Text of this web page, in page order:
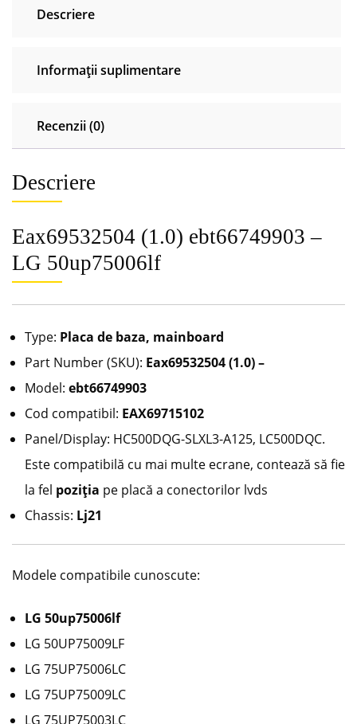
Descriere
Informații suplimentare
Recenzii (0)
Descriere
Eax69532504 (1.0) ebt66749903 –
LG 50up75006lf
Type: Placa de baza, mainboard
Part Number (SKU): Eax69532504 (1.0) –
Model: ebt66749903
Cod compatibil: EAX69715102
Panel/Display: HC500DQG-SLXL3-A125, LC500DQC.
Este compatibilă cu mai multe ecrane, contează să fie
la fel poziția pe placă a conectorilor lvds
Chassis: Lj21
Modele compatibile cunoscute:
LG 50up75006lf
LG 50UP75009LF
LG 75UP75006LC
LG 75UP75009LC
LG 75UP75003LC